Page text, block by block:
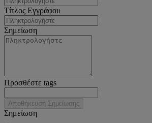
Τίτλος Εγγράφου
Σημείωση
Προσθέστε tags
Αποθήκευση Σημείωσης
Σημείωση